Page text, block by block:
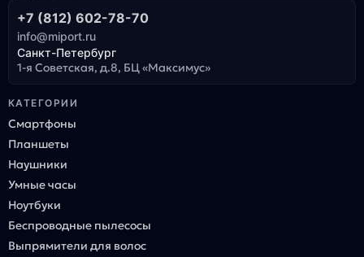
+7 (812) 602-78-70
info@miport.ru
Санкт-Петербург
1-я Советская, д.8, БЦ «Максимус»
КАТЕГОРИИ
Смартфоны
Планшеты
Наушники
Умные часы
Ноутбуки
Беспроводные пылесосы
Выпрямители для волос